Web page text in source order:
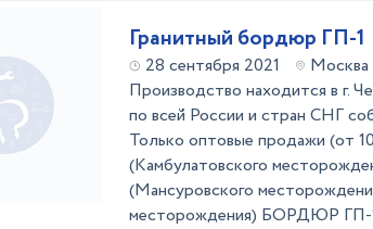
Гранитный бордюр ГП-1
28 сентября 2021
Москва
Производство находится в г.
по всей России и стран СНГ
Только оптовые продажи (от
(Камбулатовского
(Мансуровского
месторождения) БОРДЮР ГП-